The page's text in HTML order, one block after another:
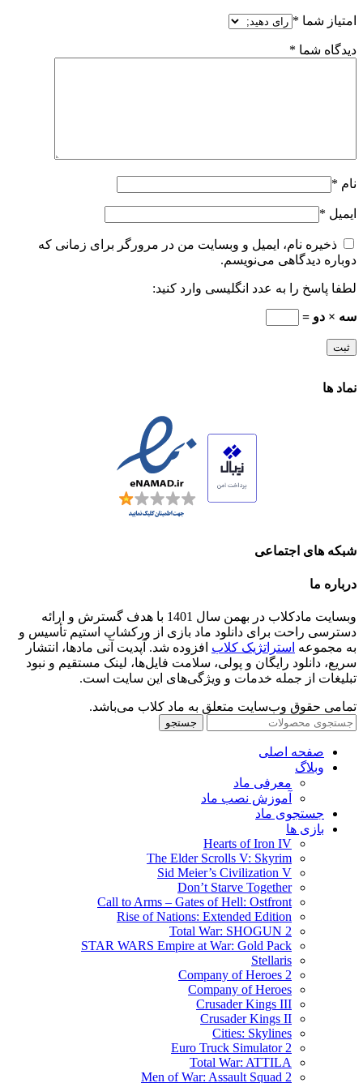
امتیاز شما *
دیدگاه شما *
نام *
ایمیل *
ذخیره نام، ایمیل و وبسایت من در مرورگر برای زمانی که
دوباره دیدگاهی می‌نویسم.
لطفا پاسخ را به عدد انگلیسی وارد کنید:
سه × دو =
نماد ها
شبکه های اجتماعی
درباره ما
وبسایت مادکلاب در بهمن سال 1401 با هدف گسترش و ارائه
دسترسی راحت برای دانلود ماد بازی از ورکشاپ استیم تأسیس و
به مجموعه استراتژیک کلاب افزوده شد. آپدیت آنی مادها، انتشار
سریع، دانلود رایگان و پولی، سلامت فایل‌ها، لینک مستقیم و نبود
تبلیغات از جمله خدمات و ویژگی‌های این سایت است.
تمامی حقوق وب‌سایت متعلق به ماد کلاب می‌باشد.
جستجو
صفحه اصلی
وبلاگ
معرفی ماد
آموزش نصب ماد
جستجوی ماد
بازی ها
Hearts of Iron IV
The Elder Scrolls V: Skyrim
Sid Meier’s Civilization V
Don’t Starve Together
Call to Arms – Gates of Hell: Ostfront
Rise of Nations: Extended Edition
Total War: SHOGUN 2
STAR WARS Empire at War: Gold Pack
Stellaris
Company of Heroes 2
Company of Heroes
Crusader Kings III
Crusader Kings II
Cities: Skylines
Euro Truck Simulator 2
Total War: ATTILA
Men of War: Assault Squad 2